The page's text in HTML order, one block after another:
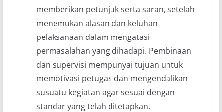
memberikan petunjuk serta saran, setelah
menemukan alasan dan keluhan
pelaksanaan dalam mengatasi
permasalahan yang dihadapi. Pembinaan
dan supervisi mempunyai tujuan untuk
memotivasi petugas dan mengendalikan
susuatu kegiatan agar sesuai dengan
standar yang telah ditetapkan.